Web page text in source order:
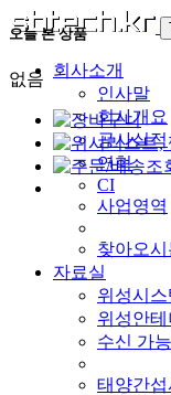
회사소개
인사말
회사개요
공사실적
연혁
CI
사업영역
찾아오시
자료실
위성시스
위성안테
수신 가
태양간섭
오늘 본 상품
없음